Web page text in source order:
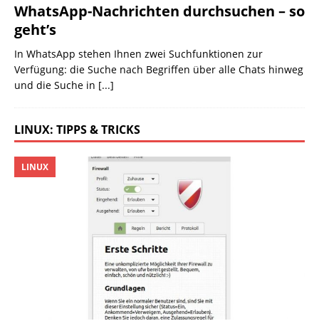
WhatsApp-Nachrichten durchsuchen – so
geht’s
In WhatsApp stehen Ihnen zwei Suchfunktionen zur
Verfügung: die Suche nach Begriffen über alle Chats hinweg
und die Suche in [...]
LINUX: TIPPS & TRICKS
LINUX